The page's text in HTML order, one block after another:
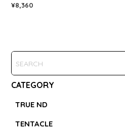
CATEGORY
TRUE ND
TENTACLE
¥8,360